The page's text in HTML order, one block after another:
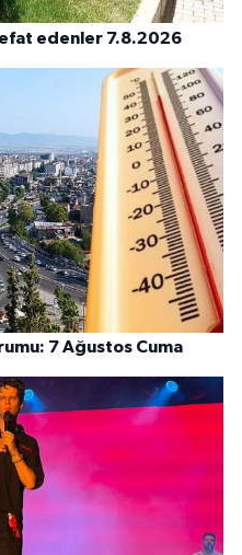
edenler 7.8.2026
7 Ağustos Cuma